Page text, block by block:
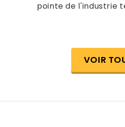
pointe de l'industrie
VOIR